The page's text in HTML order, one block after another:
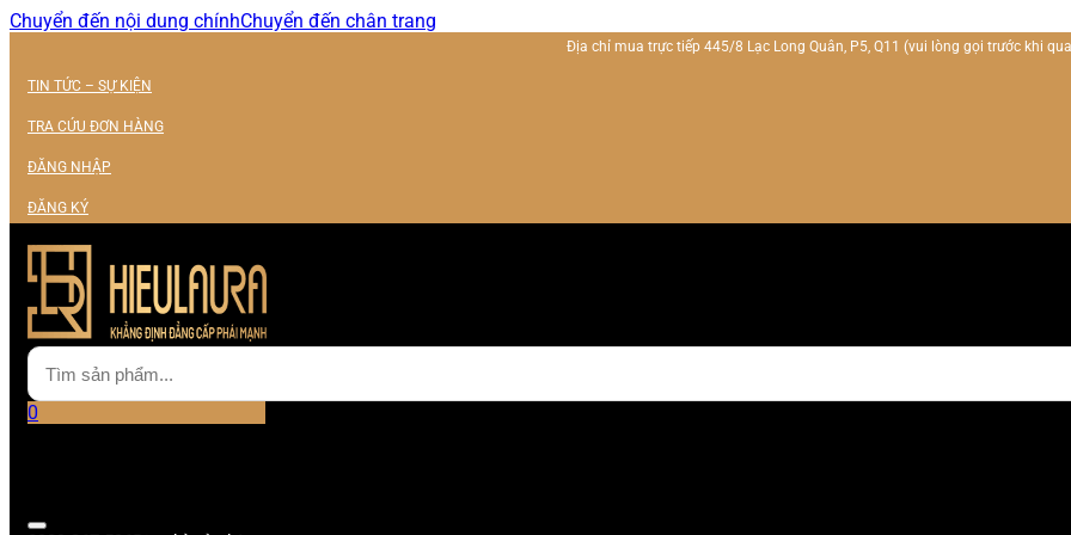
Chuyển đến nội dung chínhChuyển đến chân trang
Địa chỉ mua trực tiếp 445/8 Lạc Long Quân, P5, Q11 (vui lòng gọi trước khi
TIN TỨC – SỰ KIỆN
TRA CỨU ĐƠN HÀNG
ĐĂNG NHẬP
ĐĂNG KÝ
0